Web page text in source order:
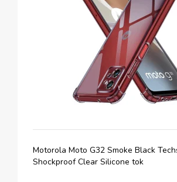
Motorola Moto G32 Smoke Black
Shockproof Clear Silicone tok